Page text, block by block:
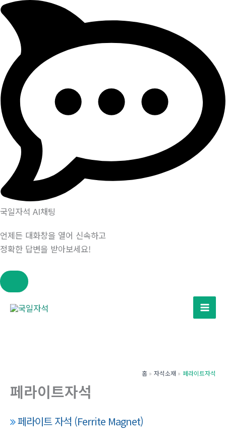
국일자석 AI채팅
언제든 대화창을 열어 신속하고
정확한 답변을 받아보세요!
홈 자석소재 페라이트자석
페라이트자석
페라이트 자석 (Ferrite Magnet)